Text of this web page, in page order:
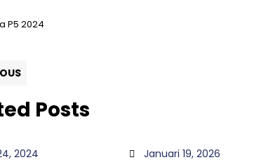
P5 2024
Posts
2024 Januari 19, 2026